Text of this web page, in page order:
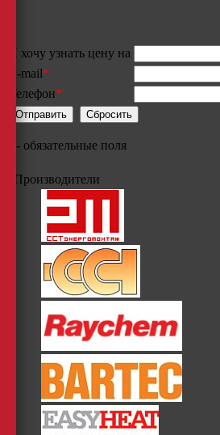
Я хочу узнать цену на
E-mail*
Телефон*
- обязательные поля
Производители